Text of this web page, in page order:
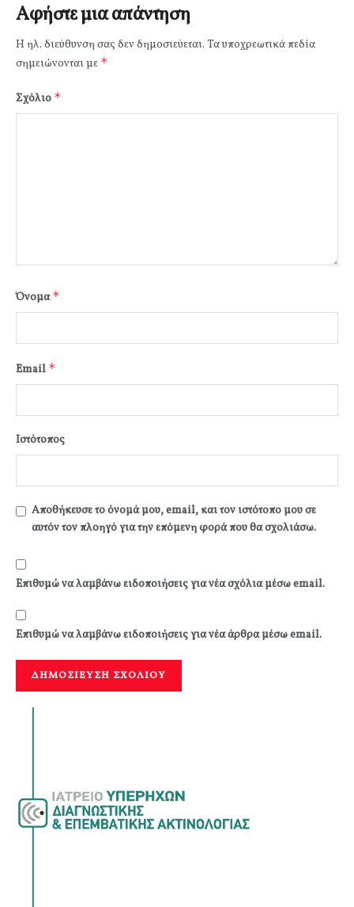
Αφήστε μια απάντηση
Η ηλ. διεύθυνση σας δεν δημοσιεύεται. Τα υποχρεωτικά πεδία
σημειώνονται με *
Σχόλιο *
Όνομα*
Email *
Ιστότοπος
Αποθήκευσε το όνομά μου, email, και τον ιστότοπο μου σε
αυτόν τον πλοηγό για την επόμενη φορά που θα σχολιάσω.
Επιθυμώ να λαμβάνω ειδοποιήσεις για νέα σχόλια μέσω email.
Επιθυμώ να λαμβάνω ειδοποιήσεις για νέα άρθρα μέσω email.